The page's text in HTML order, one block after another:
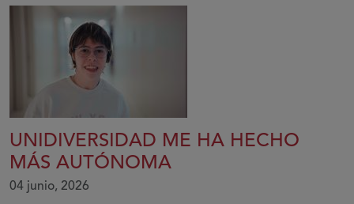
UNIDIVERSIDAD ME HA HECHO
MÁS AUTÓNOMA
04 junio, 2026